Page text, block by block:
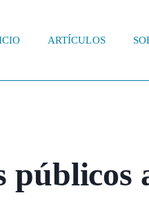
ARTÍCULOS
públicos